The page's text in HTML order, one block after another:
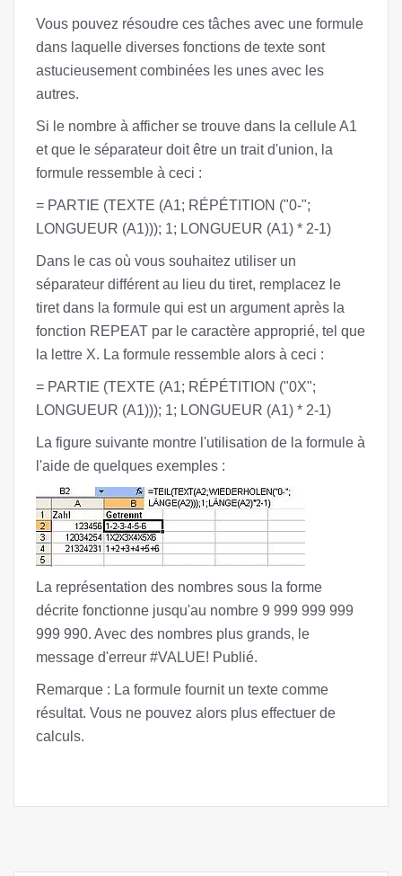
Vous pouvez résoudre ces tâches avec une formule
dans laquelle diverses fonctions de texte sont
astucieusement combinées les unes avec les
autres.
Si le nombre à afficher se trouve dans la cellule A1
et que le séparateur doit être un trait d'union, la
formule ressemble à ceci :
= PARTIE (TEXTE (A1; RÉPÉTITION ("0-";
LONGUEUR (A1))); 1; LONGUEUR (A1) * 2-1)
Dans le cas où vous souhaitez utiliser un
séparateur différent au lieu du tiret, remplacez le
tiret dans la formule qui est un argument après la
fonction REPEAT par le caractère approprié, tel que
la lettre X. La formule ressemble alors à ceci :
= PARTIE (TEXTE (A1; RÉPÉTITION ("0X";
LONGUEUR (A1))); 1; LONGUEUR (A1) * 2-1)
La figure suivante montre l'utilisation de la formule à
l'aide de quelques exemples :
La représentation des nombres sous la forme
décrite fonctionne jusqu'au nombre 9 999 999 999
999 990. Avec des nombres plus grands, le
message d'erreur #VALUE! Publié.
Remarque : La formule fournit un texte comme
résultat. Vous ne pouvez alors plus effectuer de
calculs.